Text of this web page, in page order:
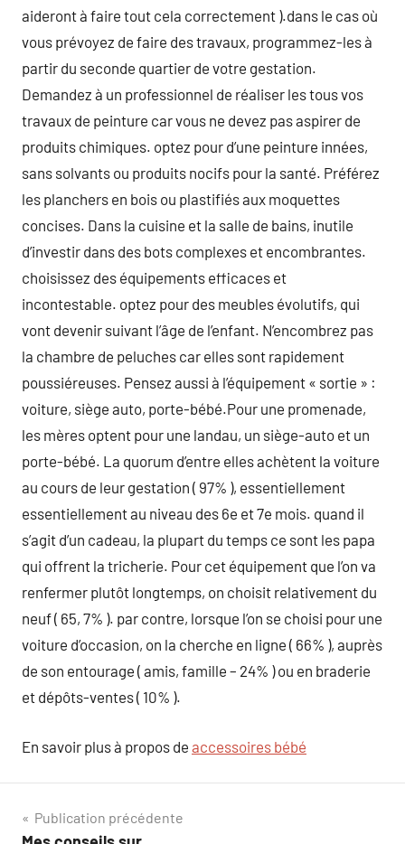
aideront à faire tout cela correctement ).dans le cas où
vous prévoyez de faire des travaux, programmez-les à
partir du seconde quartier de votre gestation.
Demandez à un professionnel de réaliser les tous vos
travaux de peinture car vous ne devez pas aspirer de
produits chimiques. optez pour d’une peinture innées,
sans solvants ou produits nocifs pour la santé. Préférez
les planchers en bois ou plastifiés aux moquettes
concises. Dans la cuisine et la salle de bains, inutile
d’investir dans des bots complexes et encombrantes.
choisissez des équipements efficaces et
incontestable. optez pour des meubles évolutifs, qui
vont devenir suivant l’âge de l’enfant. N’encombrez pas
la chambre de peluches car elles sont rapidement
poussiéreuses. Pensez aussi à l’équipement « sortie » :
voiture, siège auto, porte-bébé.Pour une promenade,
les mères optent pour une landau, un siège-auto et un
porte-bébé. La quorum d’entre elles achètent la voiture
au cours de leur gestation ( 97% ), essentiellement
essentiellement au niveau des 6e et 7e mois. quand il
s’agit d’un cadeau, la plupart du temps ce sont les papa
qui offrent la tricherie. Pour cet équipement que l’on va
renfermer plutôt longtemps, on choisit relativement du
neuf ( 65, 7% ). par contre, lorsque l’on se choisi pour une
voiture d’occasion, on la cherche en ligne ( 66% ), auprès
de son entourage ( amis, famille – 24% ) ou en braderie
et dépôts-ventes ( 10% ).
En savoir plus à propos de accessoires bébé
Navigation
Publication précédente